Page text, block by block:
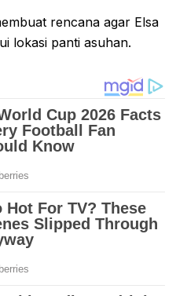
rencana agar Elsa
lokasi panti asuhan.